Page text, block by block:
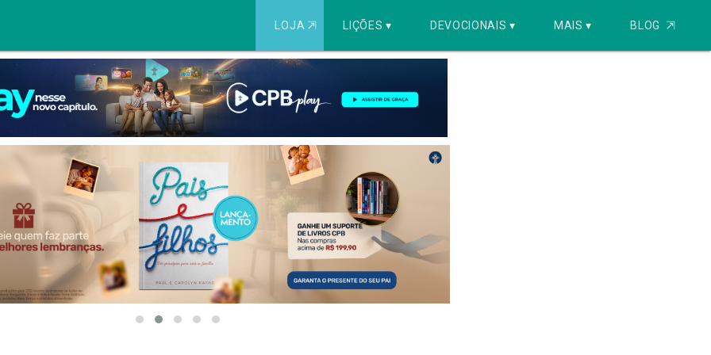
LOJA ⇱ LIÇÕES ▾ DEVOCIONAIS ▾ MAIS ▾ BLOG ⇱